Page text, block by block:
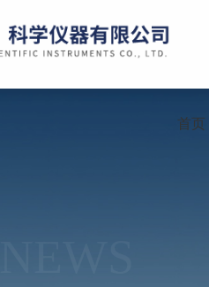
首页